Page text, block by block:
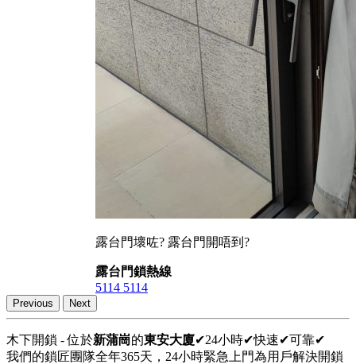
露台門壞咗? 露台門開唔到?
露台門鎖熱線
5114 5114
Previous Next
木下開鎖 - 位於新蒲崗的東安大廈✔24小時✔快速✔可靠✔
我們的鎖匠團隊全年365天，24小時緊急上門為用戶解決開鎖